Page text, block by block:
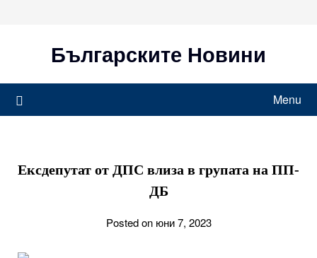
Българските Новини
Menu
Ексдепутат от ДПС влиза в групата на ПП-
ДБ
Posted on юни 7, 2023